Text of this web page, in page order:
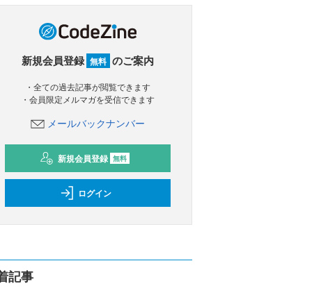
新規会員登録 無料 のご案内
・全ての過去記事が閲覧できます
・会員限定メルマガを受信できます
メールバックナンバー
新規会員登録 無料
ログイン
記事